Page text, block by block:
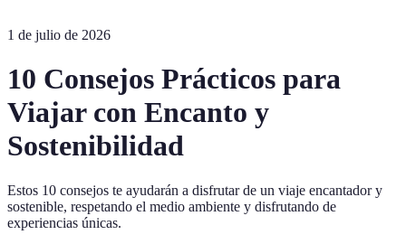
1 de julio de 2026
10 Consejos Prácticos para
Viajar con Encanto y
Sostenibilidad
Estos 10 consejos te ayudarán a disfrutar de un viaje encantador y
sostenible, respetando el medio ambiente y disfrutando de
experiencias únicas.